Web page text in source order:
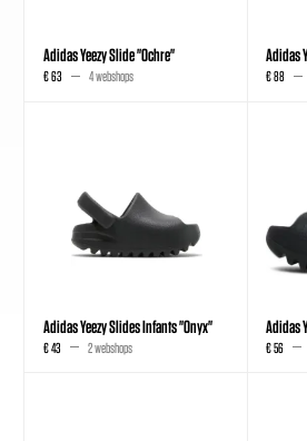
Adidas Yeezy Slide "Ochre"
€ 63 4 webshops
Adidas
€ 88
Adidas Yeezy Slides Infants "Onyx"
€ 43 2 webshops
Adidas
€ 56